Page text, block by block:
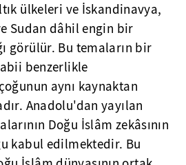
ülkeleri ve İskandinavya,
Sudan dâhil engin bir
görülür. Bu temaların bir
benzerlikle
aynı kaynaktan
Anadolu'dan yayılan
Doğu İslâm zekâsının
kabul edilmektedir. Bu